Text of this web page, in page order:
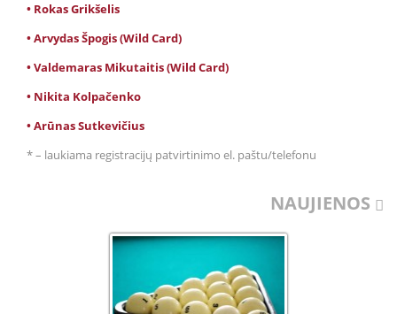
• Rokas Grikšelis
• Arvydas Špogis (Wild Card)
• Valdemaras Mikutaitis (Wild Card)
• Nikita Kolpačenko
• Arūnas Sutkevičius
* – laukiama registracijų patvirtinimo el. paštu/telefonu
NAUJIENOS